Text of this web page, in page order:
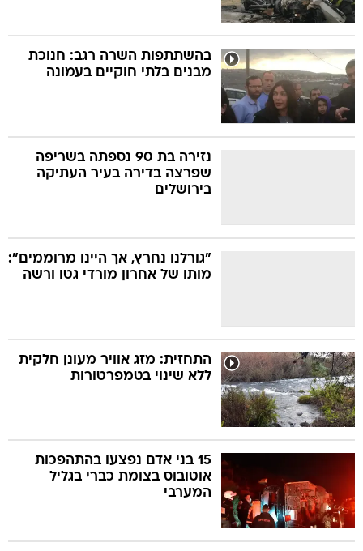
בהשתתפות השרה רגב: חנוכת
מבנים בלתי חוקיים בעמונה
נזירה בת 90 נספתה בשריפה
שפרצה בדירה בעיר העתיקה
בירושלים
"גורלנו נחרץ, אך היינו מרוממים":
מותו של אחרון מורדי גטו ורשה
התחזית: מזג אוויר מעונן חלקית
ללא שינוי בטמפרטורות
15 בני אדם נפצעו בהתהפכות
אוטובוס בצומת כברי בגליל
המערבי